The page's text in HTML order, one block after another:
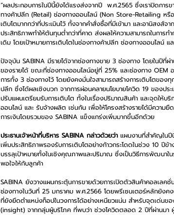
“ผลประกอบการในปีนี้ยังได้แรงส่งจากปี  พ.ศ.2565 ซึ่งเราปิดการ
ทางค้าปลีก (Retail) ช่องทางออนไลน์ (Non Store-Retailing หรื
เติบโตมากกว่าที่ประเมินไว้ ทั้งจากคำสั่งซื้อที่มีเข้ามา และอานิสงส์
ประสิทธิภาพทำให้ต้นทุนต่ำกว่าที่คาด ส่งผลให้ความสามารถในการท
เดิม โดยเป้าหมายการเติบโตในช่องทางค้าปลีก ช่องทางออนไลน์
ปัจจุบัน SABINA มีรายได้จากช่องทางขาย 3 ช่องทาง โดยในปีที่
ของรายได้ ขณะที่ช่องทางออนไลน์อยู่ที่ 25% และช่องทาง OEM
การทั้ง 3 ช่องทางไว้ โดยยังคงมั่นใจสามารถสร้างการเติบโตของ
ปลีก ซึ่งได้ผลเชิงบวก จากการผ่อนคลายนโยบายโควิด 19 ของป
ปรับแผนเตรียมรับการเติบโต ทั้งในเรื่องปริมาณสินค้า และจุดให้
ออนไลน์ และ รับจ้างผลิต เช่นกัน เพื่อให้โครงสร้างรายได้มีความ
การเงินโดยรวมของ SABINA แข็งแกร่งเพิ่มมากขึ้นอีกด้วย
ประธานเจ้าหน้าที่บริหาร SABINA กล่าวด้วยว่า แผนงานที่สำคัญในปี
เพิ่มประสิทธิภาพรองรับการเติบโตอย่างก้าวกระโดดในช่วง 10 ปีข้
บรรลุเป้าหมายทั้งในเชิงคุณภาพและปริมาณ ซึ่งเป็นวิธีการพัฒนาใ
พอใจให้กับลูกค้า
SABINA ยังวางแผนกระตุ้นการขายด้วยการเปิดตัวสินค้าคอลเ
ช่องทางในวันที่ 25 มกราคม พ.ศ.2566 โดยพรีเซนเตอร์หลักยังค
ที่ยังยึดตำแหน่งท็อปในวงการได้อย่างเหนียวแน่น สำหรับจุดเด่
(insight) จากกลุ่มผู้บริโภค ที่พบว่า ช่วงโควิดตลอด 2 ปีที่ผ่านมา